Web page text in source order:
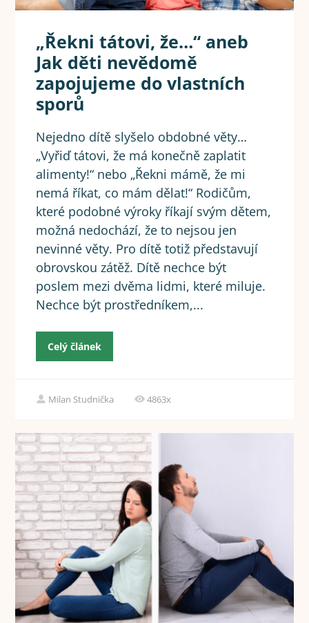
„Řekni tátovi, že…“ aneb
Jak děti nevědomě
zapojujeme do vlastních
sporů
Nejedno dítě slyšelo obdobné věty…
„Vyřiď tátovi, že má konečně zaplatit
alimenty!“ nebo „Řekni mámě, že mi
nemá říkat, co mám dělat!“ Rodičům,
které podobné výroky říkají svým dětem,
možná nedochází, že to nejsou jen
nevinné věty. Pro dítě totiž představují
obrovskou zátěž. Dítě nechce být
poslem mezi dvěma lidmi, které miluje.
Nechce být prostředníkem,...
Celý článek
Milan Studnička 4863x